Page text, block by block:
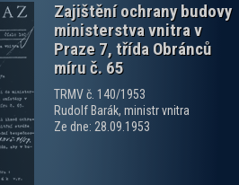
Zajištění ochrany budovy
ministerstva vnitra v
Praze 7, třída Obránců
míru č. 65
TRMV č. 140/1953
Rudolf Barák, ministr vnitra
Ze dne: 28.09.1953